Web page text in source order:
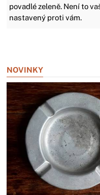
povadlé zeleně. Není to
nastavený proti vám.
NOVINKY